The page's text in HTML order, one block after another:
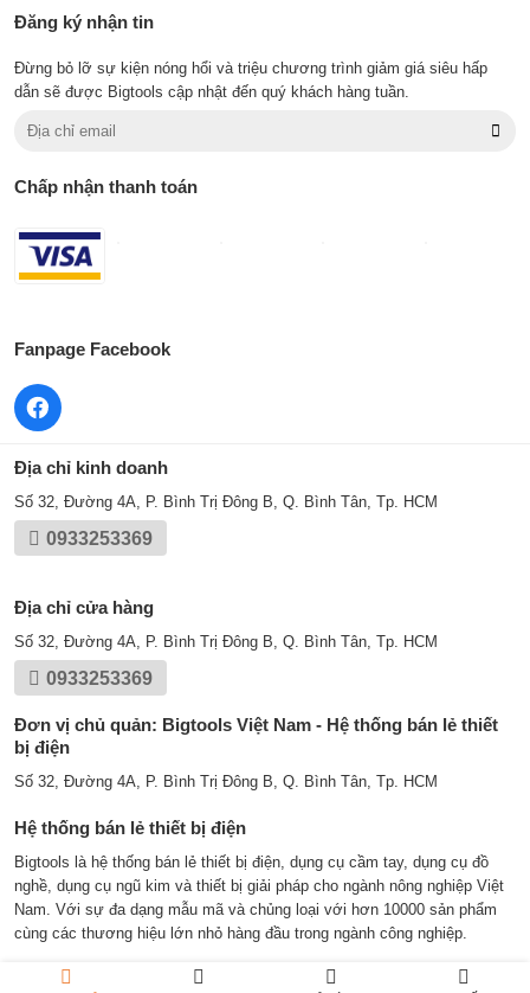
Đăng ký nhận tin
Đừng bỏ lỡ sự kiện nóng hổi và triệu chương trình giảm giá siêu hấp
dẫn sẽ được Bigtools cập nhật đến quý khách hàng tuần.
Chấp nhận thanh toán
Fanpage Facebook
Địa chỉ kinh doanh
Số 32, Đường 4A, P. Bình Trị Đông B, Q. Bình Tân, Tp. HCM
0933253369
Địa chỉ cửa hàng
Số 32, Đường 4A, P. Bình Trị Đông B, Q. Bình Tân, Tp. HCM
0933253369
Đơn vị chủ quản: Bigtools Việt Nam - Hệ thống bán lẻ thiết
bị điện
Số 32, Đường 4A, P. Bình Trị Đông B, Q. Bình Tân, Tp. HCM
Hệ thống bán lẻ thiết bị điện
Bigtools là hệ thống bán lẻ thiết bị điện, dụng cụ cầm tay, dụng cụ đồ
nghề, dụng cụ ngũ kim và thiết bị giải pháp cho ngành nông nghiệp Việt
Nam. Với sự đa dạng mẫu mã và chủng loại với hơn 10000 sản phẩm
cùng các thương hiệu lớn nhỏ hàng đầu trong ngành công nghiệp.